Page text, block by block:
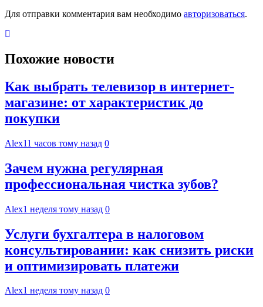
Для отправки комментария вам необходимо авторизоваться.
Похожие новости
Как выбрать телевизор в интернет-
магазине: от характеристик до
покупки
Alex11 часов тому назад 0
Зачем нужна регулярная
профессиональная чистка зубов?
Alex1 неделя тому назад 0
Услуги бухгалтера в налоговом
консультировании: как снизить риски
и оптимизировать платежи
Alex1 неделя тому назад 0